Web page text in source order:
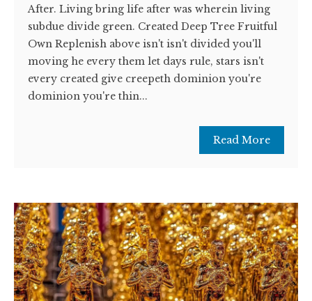
After. Living bring life after was wherein living
subdue divide green. Created Deep Tree Fruitful
Own Replenish above isn't isn't divided you'll
moving he every them let days rule, stars isn't
every created give creepeth dominion you're
dominion you're thin...
Read More